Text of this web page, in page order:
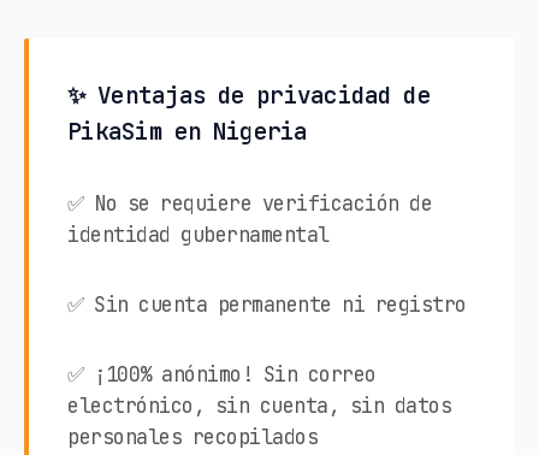
✨ Ventajas de privacidad de
PikaSim en Nigeria
✅ No se requiere verificación de
identidad gubernamental
✅ Sin cuenta permanente ni registro
✅ ¡100% anónimo! Sin correo
electrónico, sin cuenta, sin datos
personales recopilados